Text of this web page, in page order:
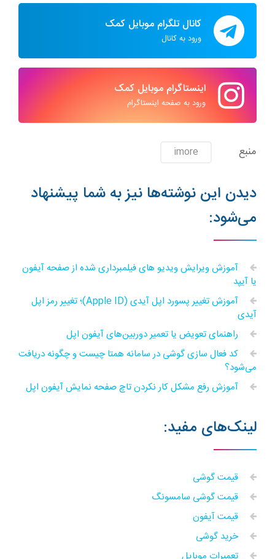
کانال تلگرام موبایل کمک
ورود به کانال
اینستاگرام موبایل کمک
ورود به صفحه اینستاگرام
منبع imore
دیدن این نوشته‌ها نیز به شما پیشنهاد
می‌شود:
آموزش ویرایش ویدیو های فیلمبرداری شده از صفحه آیفون
یا آیپد
آموزش تغییر پسورد اپل آیدی (Apple ID)؛ تغییر رمز اپل
آیدی
راهنمای تعویض یا تعمیر دوربین‌های آیفون اپل
کد فعال سازی گوشی در سامانه همتا چیست و چگونه دریافت
می‌شود؟
آموزش رفع مشکل کار نکردن تاچ صفحه نمایش آیفون اپل
لینک‌های مفید:
قیمت گوشی
قیمت گوشی سامسونگ
قیمت آیفون
خرید گوشی